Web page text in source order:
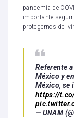
pandemia de
importante
protegernos del
Referente
México y
México, se
https://
— UNAM